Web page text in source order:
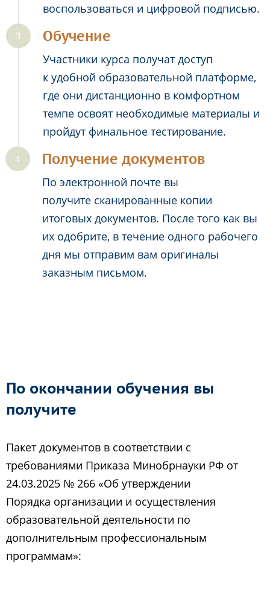
воспользоваться и цифровой подписью.
Обучение
Участники курса получат доступ
к удобной образовательной платформе,
где они дистанционно в комфортном
темпе освоят необходимые материалы и
пройдут финальное тестирование.
Получение документов
По электронной почте вы
получите сканированные копии
итоговых документов. После того как вы
их одобрите, в течение одного рабочего
дня мы отправим вам оригиналы
заказным письмом.
По окончании обучения вы
получите
Пакет документов в соответствии с
требованиями Приказа Минобрнауки РФ от
24.03.2025 № 266 «Об утверждении
Порядка организации и осуществления
образовательной деятельности по
дополнительным профессиональным
программам»: